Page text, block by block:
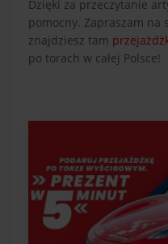
Dzięki za przeczytanie
pomocny. Zapraszam na
znajdziesz tam
po torach w całej Polsce!